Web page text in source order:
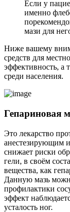
Если у
именно
мази для
Ниже вашему
средств для
эффективность, а
среди населения.
Гепариновая
Это лекарство
анестезирующим
снижает риски
гели, в своём
вещества, как
Данную мазь
профилактики
эффект
усталость ног.